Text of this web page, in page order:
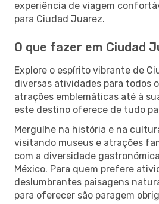
experiência de viagem
para Ciudad Juarez.
O que fazer em Ciudad
Explore o espírito vibrante de
diversas atividades para todos
atrações emblemáticas até à
este destino oferece de tudo
Mergulhe na história e na
visitando museus e atrações
com a diversidade
México. Para quem prefere
deslumbrantes paisagens
para oferecer são paragem